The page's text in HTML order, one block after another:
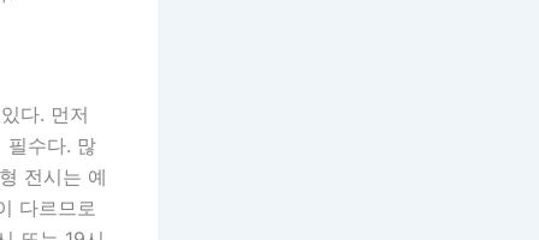
다. 먼저
필수다. 많
전시는 예
다르므로